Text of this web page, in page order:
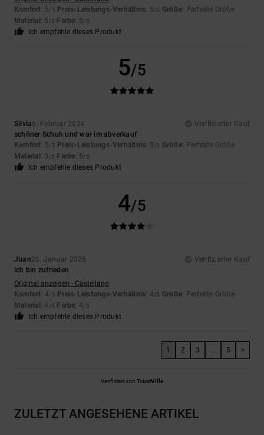
Komfort: 5/5 Preis-Leistungs-Verhältnis: 5/5 Größe: Perfekte Größe
Material : 5 /5 Farbe: 5/5
Ich empfehle dieses Produkt
5/5
Silvia6. Februar 2026
Verifizierter Kauf
schöner Schuh und war im abverkauf
Komfort: 5/5 Preis-Leistungs-Verhältnis: 5/5 Größe: Perfekte Größe
Material : 5 /5 Farbe: 5/5
Ich empfehle dieses Produkt
4/5
Juan26. Januar 2026
Verifizierter Kauf
Ich bin zufrieden
Original anzeigen - Castellano
Komfort: 4/5 Preis-Leistungs-Verhältnis: 4/5 Größe: Perfekte Größe
Material : 4 /5 Farbe: 4/5
Ich empfehle dieses Produkt
1 2 3 ... 5 >
Verifiziert von TrustVille
ZULETZT ANGESEHENE ARTIKEL